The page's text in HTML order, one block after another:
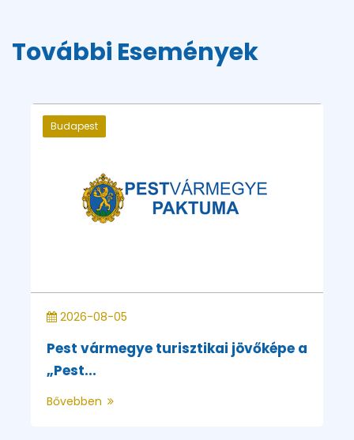
További Események
Budapest
2026-08-05
Pest vármegye turisztikai jövőképe a
„Pest...
Bővebben